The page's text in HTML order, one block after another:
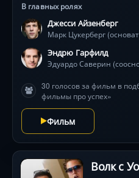
В главных ролях
Джесси Айзенберг
Эндрю Гарфилд
30 голосов за фильм в
фильмы про успех»
Фильм
Волк с